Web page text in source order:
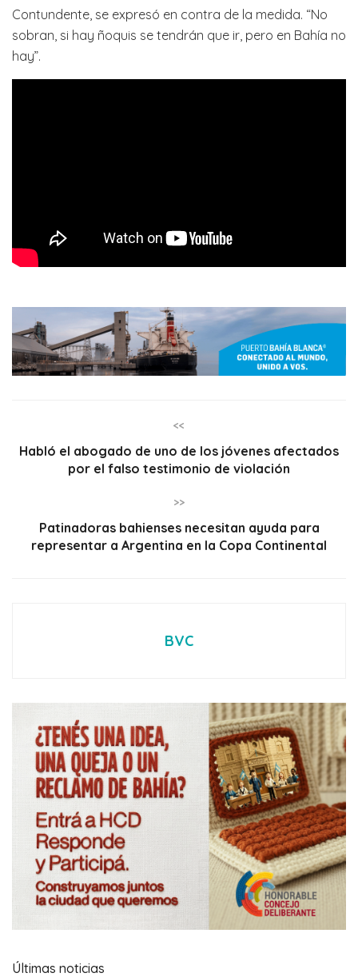
Contundente, se expresó en contra de la medida. “No
sobran, si hay ñoquis se tendrán que ir, pero en Bahía no
hay”.
<<
Habló el abogado de uno de los jóvenes afectados
por el falso testimonio de violación
>>
Patinadoras bahienses necesitan ayuda para
representar a Argentina en la Copa Continental
BVC
Últimas noticias